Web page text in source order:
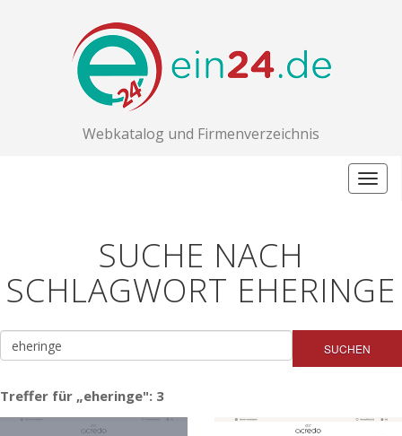
Webkatalog und Firmenverzeichnis
SUCHE NACH
SCHLAGWORT EHERINGE
SUCHEN
Treffer für „eheringe": 3